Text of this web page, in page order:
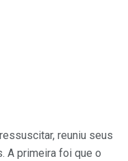
reuniu seus
A primeira foi que o